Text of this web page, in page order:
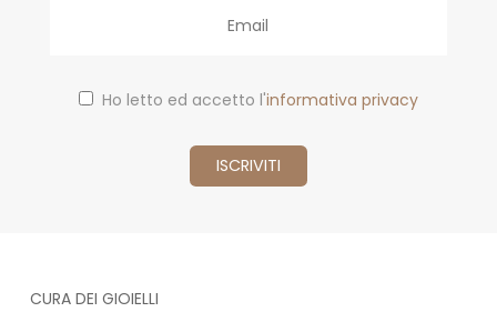
Ho letto ed accetto l'informativa privacy
CURA DEI GIOIELLI